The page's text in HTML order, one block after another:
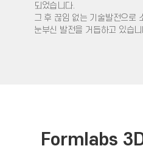
되었습니다.
그 후 끊임 없는 기술발전으로
눈부신 발전을 거듭하고 있습니
Formlabs